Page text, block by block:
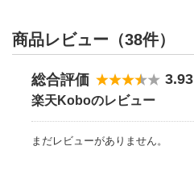
商品レビュー（38件）
総合評価 3.93
楽天Koboのレビュー
まだレビューがありません。